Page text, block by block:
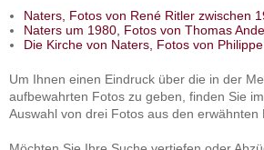
Naters, Fotos von René Ritler zwischen
Naters um 1980, Fotos von Thomas
Die Kirche von Naters, Fotos von
Um Ihnen einen Eindruck über die in der
aufbewahrten Fotos zu geben, finden Sie
Auswahl von drei Fotos aus den erwähnten